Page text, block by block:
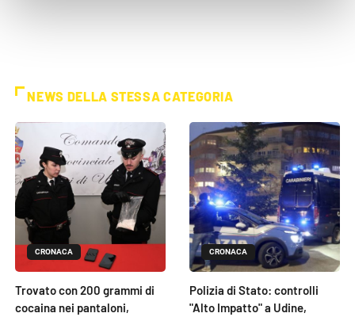
NEWS DELLA STESSA CATEGORIA
CRONACA
Trovato con 200 grammi di
cocaina nei pantaloni,
CRONACA
Polizia di Stato: controlli
"Alto Impatto" a Udine,